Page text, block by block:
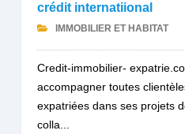
crédit internatiional
IMMOBILIER ET HABITAT
Credit-immobilier-
accompagner toutes
expatriées dans ses projets
colla...